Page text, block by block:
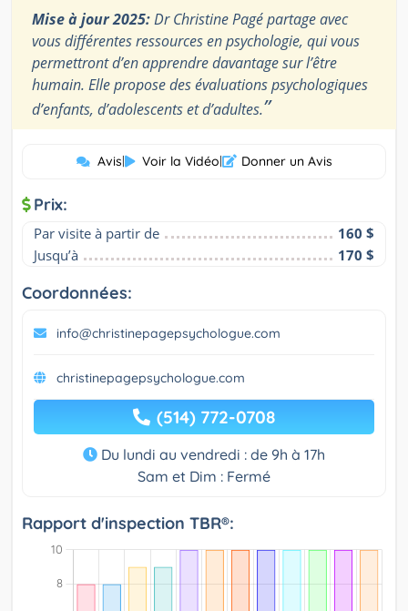
Mise à jour 2025:Dr Christine Pagé partage avec
vous différentes ressources en psychologie, qui vous
permettront d’en apprendre davantage sur l’être
humain. Elle propose des évaluations psychologiques
d’enfants, d’adolescents et d’adultes.”
Avis| Voir la Vidéo| Donner un Avis
Prix:
Par visite à partir de
160 $
Jusqu’à
170 $
Coordonnées:
info@christinepagepsychologue.com
christinepagepsychologue.com
(514) 772-0708
Du lundi au vendredi : de 9h à 17h
Sam et Dim : Fermé
Rapport d'inspection TBR®: